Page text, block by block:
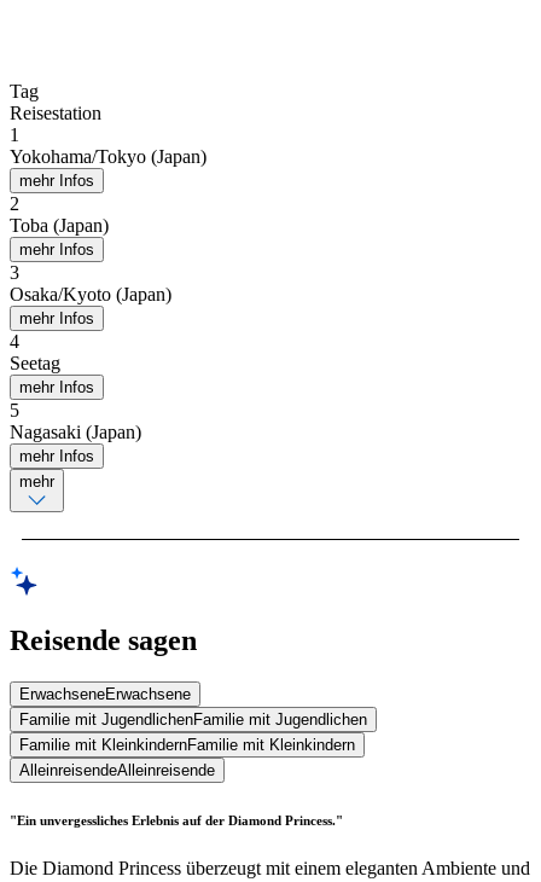
Tag
Reisestation
1
Yokohama/Tokyo (Japan)
mehr Infos
2
Toba (Japan)
mehr Infos
3
Osaka/Kyoto (Japan)
mehr Infos
4
Seetag
mehr Infos
5
Nagasaki (Japan)
mehr Infos
mehr
Reisende sagen
ErwachseneErwachsene
Familie mit JugendlichenFamilie mit Jugendlichen
Familie mit KleinkindernFamilie mit Kleinkindern
AlleinreisendeAlleinreisende
"Ein unvergessliches Erlebnis auf der Diamond Princess."
Die Diamond Princess überzeugt mit einem eleganten Ambiente und